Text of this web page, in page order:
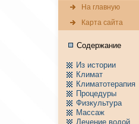
На главную
Карта сайта
Содержание
Из истории
Климат
Климатотерапия
Пpоцедуры
Физкультура
Массаж
Лечение водой